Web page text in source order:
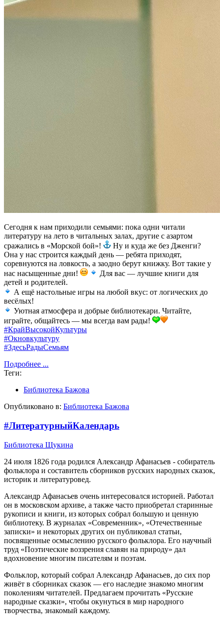
Сегодня к нам приходили семьями: пока одни читали
литературу на лето в читальных залах, другие с азартом
сражались в «Морской бой»!
Ну и куда же без Дженги?
Она у нас строится каждый день — ребята приходят,
соревнуются на ловкость, а заодно берут книжку. Вот такие у
нас насыщенные дни!
Для вас — лучшие книги для
детей и родителей.
А ещё настольные игры на любой вкус: от логических до
весёлых!
Уютная атмосфера и добрые библиотекари. Читайте,
играйте, общайтесь — мы всегда вам рады!
#КрайВысокойКультуры
#Окновкультуру
#ЗдесьРадыСемьям
Подробнее ...
Теги:
Библиотека Бажова
Опубликовано в: Библиотека Бажова
#ЛитературныйКалендарь
Библиотека Щукина
24 июля 1826 года родился Александр Афанасьев - собиратель
фольклора и составитель сборников русских народных сказок,
историк и литературовед.
Александр Афанасьев очень интересовался историей. Работал
он в московском архиве, а также часто приобретал старинные
рукописи и книги, из которых собрал большую и ценную
библиотеку. В журналах «Современник», «Отечественные
записки» и некоторых других он публиковал статьи,
посвященные осмыслению русского фольклора. Его научный
труд «Поэтические воззрения славян на природу» дал
вдохновение многим писателям и поэтам.
Фольклор, который собрал Александр Афанасьев, до сих пор
живёт в сборниках сказок — его наследие знакомо многим
поколениям читателей. Предлагаем прочитать «Русские
народные сказки», чтобы окунуться в мир народного
творчества, знакомый каждому.